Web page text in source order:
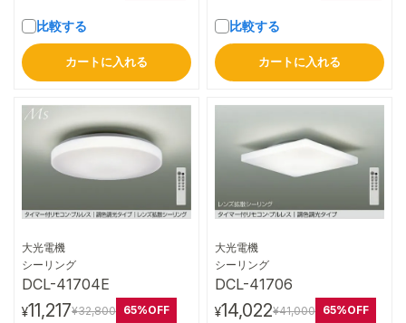
比較する
カートに入れる
比較する
カートに入れる
大光電機
シーリング
DCL-41704E
¥11,217¥32,800 65%OFF
大光電機
シーリング
DCL-41706
¥14,022¥41,000 65%OFF